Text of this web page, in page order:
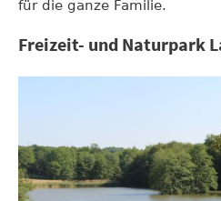
für die ganze Familie.
Freizeit- und Naturpark